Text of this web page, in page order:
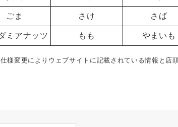
ごま さけ さば
ミアナッツ もも やまいも
変更によりウェブサイトに記載されている情報と店